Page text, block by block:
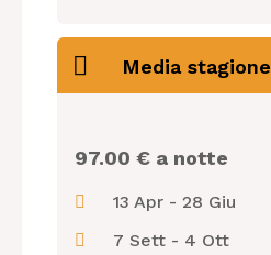
Media stagione
97.00 € a notte
13 Apr - 28 Giu
7 Sett - 4 Ott